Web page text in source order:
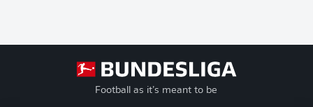
Football as it’s meant to be